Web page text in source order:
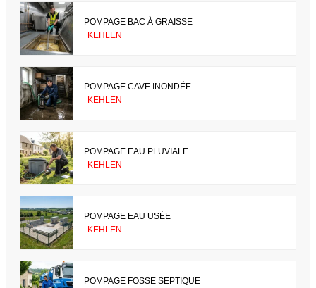
POMPAGE BAC À GRAISSE
KEHLEN
POMPAGE CAVE INONDÉE
KEHLEN
POMPAGE EAU PLUVIALE
KEHLEN
POMPAGE EAU USÉE
KEHLEN
POMPAGE FOSSE SEPTIQUE